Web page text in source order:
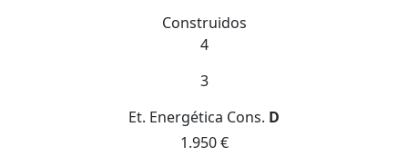
Construidos
4
3
Et. Energética Cons. D
1.950 €